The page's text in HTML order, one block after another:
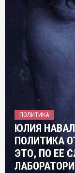
ПОЛИТИКА
ЮЛИЯ
ПОЛИТИКА
ЭТО, ПО ЕЕ